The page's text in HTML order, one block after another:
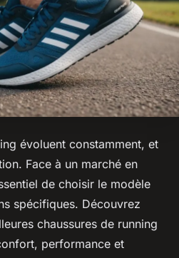
évoluent constamment, et
Face à un marché en
de choisir le modèle
spécifiques. Découvrez
chaussures de running
performance et